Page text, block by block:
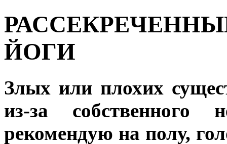
ЙОГИ
Злых или плохих
из-за
рекомендую на полу,